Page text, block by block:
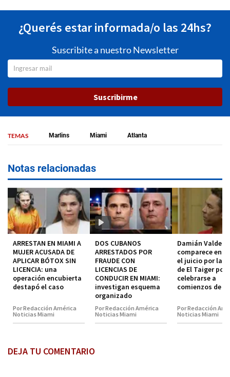
¿Querés estar informada/o las 24hs?
Suscribite a nuestro Newsletter
Suscribirme
TEMAS Marlins Miami Atlanta
Notas relacionadas
ARRESTAN EN MIAMI A
MUJER ACUSADA DE
APLICAR BÓTOX SIN
LICENCIA: una
operación encubierta
destapó el caso
Por Redacción América
Noticias Miami
DOS CUBANOS
ARRESTADOS POR
FRAUDE CON
LICENCIAS DE
CONDUCIR EN MIAMI:
investigan esquema
organizado
Por Redacción América
Noticias Miami
Damián Valdez
comparece en
el juicio por la
de El Taiger
celebrarse a
comienzos de
Por Redacción
Noticias Miami
DEJA TU COMENTARIO